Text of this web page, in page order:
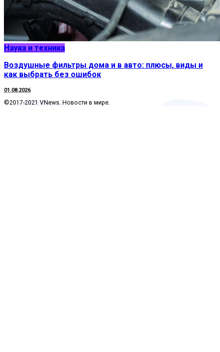
Наука и техника
Воздушные фильтры дома и в авто: плюсы, виды и
как выбрать без ошибок
01.08.2026
©2017-2021 VNews. Новости в мире.